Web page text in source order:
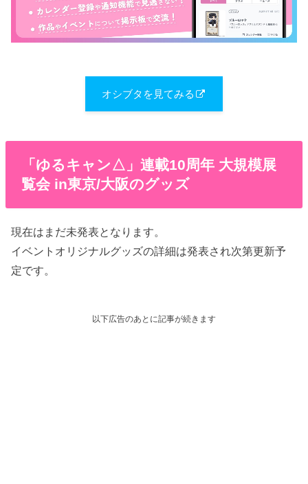
オシブタを見てみる
「ゆるキャン△」連載10周年 大規模展
覧会 in東京/大阪のグッズ
現在はまだ未発表となります。
イベントオリジナルグッズの詳細は発表され次第更新予
定です。
以下広告のあとに記事が続きます